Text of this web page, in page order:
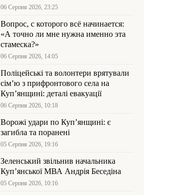
06 Серпня 2026, 23:25
Вопрос, с которого всё начинается:
«А точно ли мне нужна именно эта
стамеска?»
06 Серпня 2026, 14:05
Поліцейські та волонтери врятували
сім’ю з прифронтового села на
Куп’янщині: деталі евакуації
06 Серпня 2026, 10:18
Ворожі удари по Куп’янщині: є
загибла та поранені
05 Серпня 2026, 19:16
Зеленський звільнив начальника
Купʼянської МВА Андрія Беседіна
05 Серпня 2026, 10:16